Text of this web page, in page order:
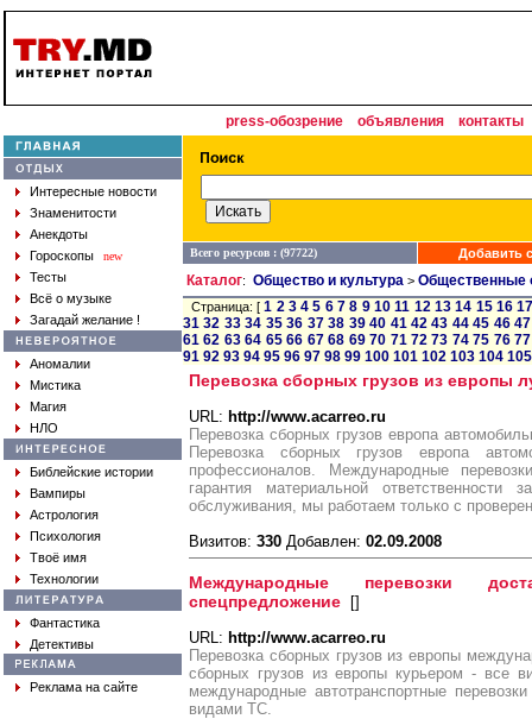
press-обозрение объявления контакты
Интересные новости
Знаменитости
Анекдоты
Гороскопы
new
Тесты
Всё о музыке
Загадай желание !
Аномалии
Мистика
Магия
НЛО
Библейские истории
Вампиры
Астрология
Психология
Твоё имя
Технологии
Фантастика
Детективы
Реклама на сайте
Всего ресурсов : (97722) Добавить
Каталог: Общество и культура > Общественные
Страница: [1 2 3 4 5 6 7 8 9 10 11 12 13 14 15 16
31 32 33 34 35 36 37 38 39 40 41 42 43 44 45 46 47
61 62 63 64 65 66 67 68 69 70 71 72 73 74 75 76 77
91 92 93 94 95 96 97 98 99 100 101 102 103 104 105
Перевозка сборных грузов из европы
URL: http://www.acarreo.ru
Перевозка сборных грузов европа
Перевозка сборных грузов европа
профессионалов. Международные
гарантия материальной
обслуживания, мы работаем только с
Визитов: 330 Добавлен: 02.09.2008
Международные перевозки
спецпредложение []
URL: http://www.acarreo.ru
Перевозка сборных грузов из европы
сборных грузов из европы курьером - все
международные автотранспортные
видами ТС.